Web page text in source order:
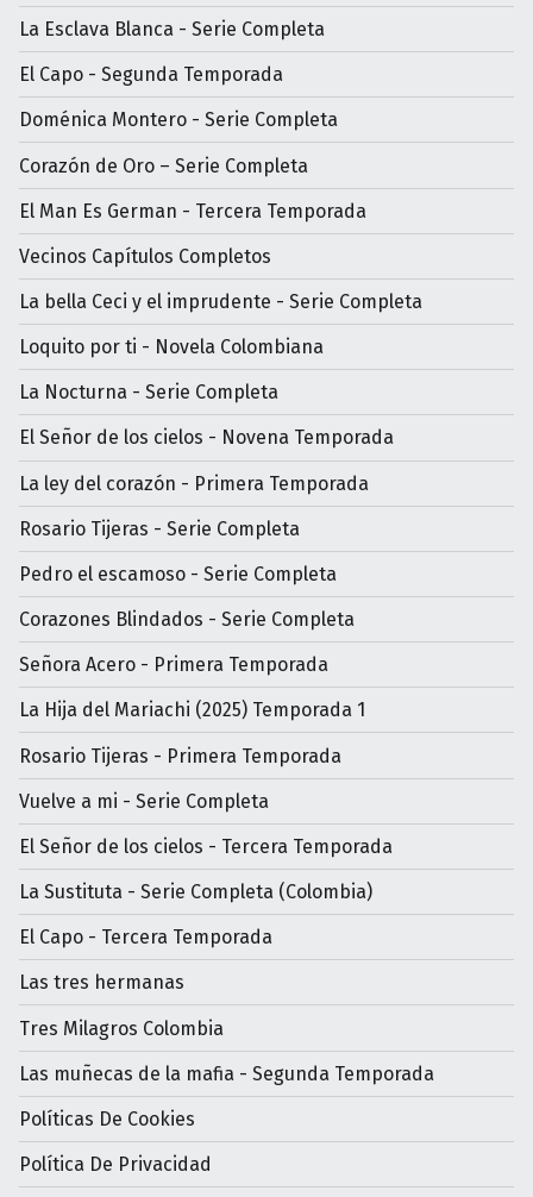
La Esclava Blanca - Serie Completa
El Capo - Segunda Temporada
Doménica Montero - Serie Completa
Corazón de Oro – Serie Completa
El Man Es German - Tercera Temporada
Vecinos Capítulos Completos
La bella Ceci y el imprudente - Serie Completa
Loquito por ti - Novela Colombiana
La Nocturna - Serie Completa
El Señor de los cielos - Novena Temporada
La ley del corazón - Primera Temporada
Rosario Tijeras - Serie Completa
Pedro el escamoso - Serie Completa
Corazones Blindados - Serie Completa
Señora Acero - Primera Temporada
La Hija del Mariachi (2025) Temporada 1
Rosario Tijeras - Primera Temporada
Vuelve a mi - Serie Completa
El Señor de los cielos - Tercera Temporada
La Sustituta - Serie Completa (Colombia)
El Capo - Tercera Temporada
Las tres hermanas
Tres Milagros Colombia
Las muñecas de la mafia - Segunda Temporada
Políticas De Cookies
Política De Privacidad